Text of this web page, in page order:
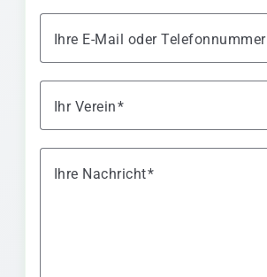
Ihre E-Mail oder Telefonnummer
Ihr Verein
Ihre Nachricht